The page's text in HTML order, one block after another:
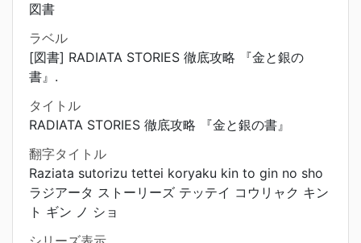
図書
ラベル
[図書] RADIATA STORIES 徹底攻略 『金と銀の
書』.
タイトル
RADIATA STORIES 徹底攻略 『金と銀の書』
翻字タイトル
Raziata sutorizu tettei koryaku kin to gin no sho
ラジアータ ストーリーズ テッテイ コウリャク キン
ト ギン ノ ショ